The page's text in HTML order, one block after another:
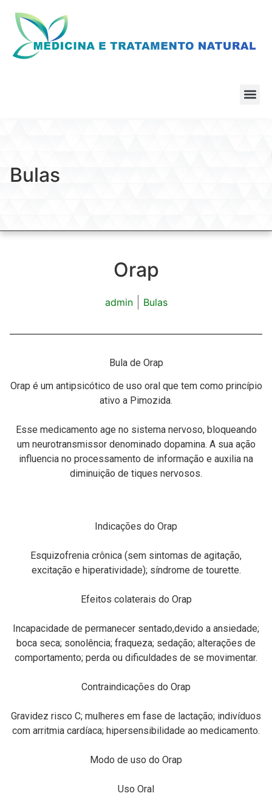
Bulas
Orap
admin Bulas
Bula de Orap
Orap é um antipsicótico de uso oral que tem como princípio
ativo a Pimozida.
Esse medicamento age no sistema nervoso, bloqueando
um neurotransmissor denominado dopamina. A sua ação
influencia no processamento de informação e auxilia na
diminuição de tiques nervosos.
Indicações do Orap
Esquizofrenia crônica (sem sintomas de agitação,
excitação e hiperatividade); síndrome de tourette.
Efeitos colaterais do Orap
Incapacidade de permanecer sentado,devido a ansiedade;
boca seca; sonolência; fraqueza; sedação; alterações de
comportamento; perda ou dificuldades de se movimentar.
Contraindicações do Orap
Gravidez risco C; mulheres em fase de lactação; indivíduos
com arritmia cardíaca; hipersensibilidade ao medicamento.
Modo de uso do Orap
Uso Oral